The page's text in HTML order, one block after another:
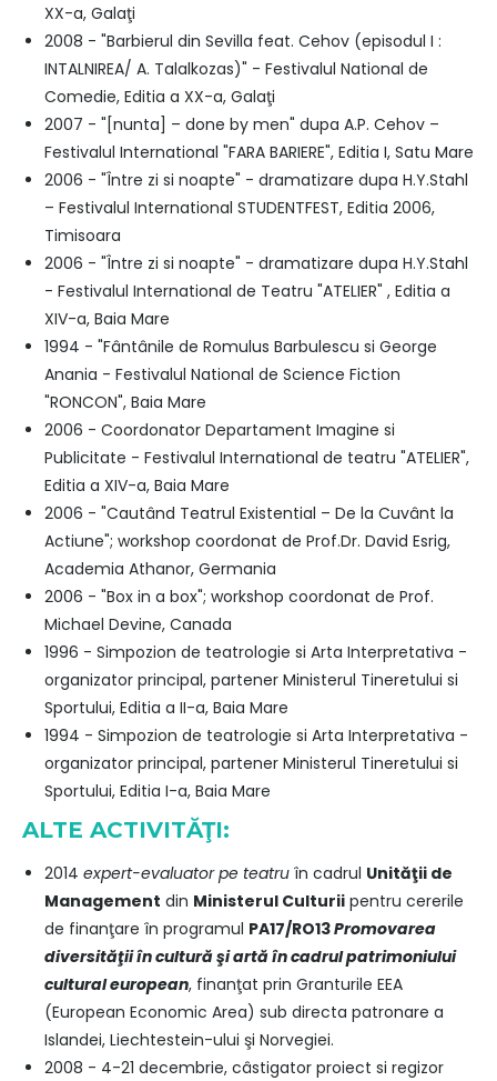
XX-a, Galaţi
2008 - "Barbierul din Sevilla feat. Cehov (episodul I :
INTALNIREA/ A. Talalkozas)" - Festivalul National de
Comedie, Editia a XX-a, Galaţi
2007 - "[nunta] – done by men" dupa A.P. Cehov –
Festivalul International "FARA BARIERE", Editia I, Satu Mare
2006 - "Între zi si noapte" - dramatizare dupa H.Y.Stahl
– Festivalul International STUDENTFEST, Editia 2006,
Timisoara
2006 - "Între zi si noapte" - dramatizare dupa H.Y.Stahl
- Festivalul International de Teatru "ATELIER" , Editia a
XIV-a, Baia Mare
1994 - "Fântânile de Romulus Barbulescu si George
Anania - Festivalul National de Science Fiction
"RONCON", Baia Mare
2006 - Coordonator Departament Imagine si
Publicitate - Festivalul International de teatru "ATELIER",
Editia a XIV-a, Baia Mare
2006 - "Cautând Teatrul Existential – De la Cuvânt la
Actiune"; workshop coordonat de Prof.Dr. David Esrig,
Academia Athanor, Germania
2006 - "Box in a box"; workshop coordonat de Prof.
Michael Devine, Canada
1996 - Simpozion de teatrologie si Arta Interpretativa -
organizator principal, partener Ministerul Tineretului si
Sportului, Editia a II-a, Baia Mare
1994 - Simpozion de teatrologie si Arta Interpretativa -
organizator principal, partener Ministerul Tineretului si
Sportului, Editia I-a, Baia Mare
ALTE ACTIVITĂŢI:
2014 expert-evaluator pe teatru în cadrul Unităţii de
Management din Ministerul Culturii pentru cererile
de finanţare în programul PA17/RO13Promovarea
diversităţii în cultură şi artă în cadrul patrimoniului
cultural european, finanţat prin Granturile EEA
(European Economic Area) sub directa patronare a
Islandei, Liechtestein-ului şi Norvegiei.
2008 - 4-21 decembrie, câstigator proiect si regizor